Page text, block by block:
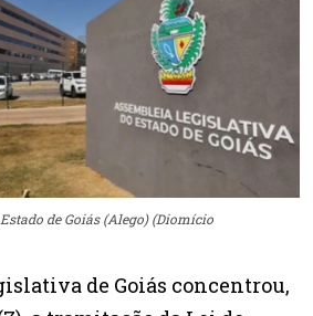
de Goiás (Alego) (Diomício
de Goiás concentrou,